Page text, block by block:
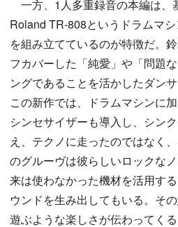
一方、1人多重録音の本編は、
Roland TR-808というドラムマ
を組み立てているのが特徴だ。
フカバーした「純愛」や「問題
ングであることを活かしたダン
この新作では、ドラムマシンに
シンセサイザーも導入し、シン
え、テクノに走ったのではなく
のグルーヴは彼らしいロックな
来は使わなかった機材を活用す
ウンドを生み出してもいる。そ
遊ぶような楽しさが伝わってく